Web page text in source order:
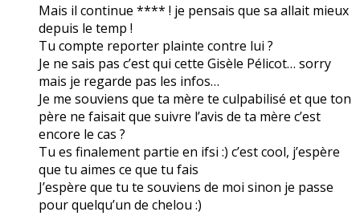
Mais il continue **** ! je pensais que sa allait mieux
depuis le temp !
Tu compte reporter plainte contre lui ?
Je ne sais pas c’est qui cette Gisèle Pélicot… sorry
mais je regarde pas les infos…
Je me souviens que ta mère te culpabilisé et que ton
père ne faisait que suivre l’avis de ta mère c’est
encore le cas ?
Tu es finalement partie en ifsi :) c’est cool, j’espère
que tu aimes ce que tu fais
J’espère que tu te souviens de moi sinon je passe
pour quelqu’un de chelou :)